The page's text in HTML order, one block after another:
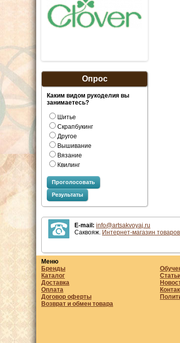
Опрос
Каким видом рукоделия вы
занимаетесь?
Шитье
Скрапбукинг
Другое
Вышивание
Вязание
Квилинг
Проголосовать
Результаты
E-mail: info@artsakvoyaj.ru
Саквояж. Интернет-магазин
Меню
Бренды
Каталог
Доставка
Оплата
Договор оферты
Возврат и обмен товара